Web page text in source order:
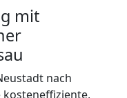
mit
nach